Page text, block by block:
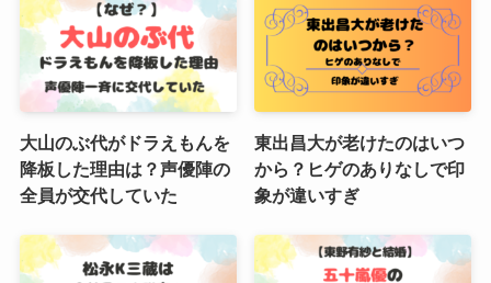
大山のぶ代がドラえもんを
降板した理由は？声優陣の
全員が交代していた
東出昌大が老けたのはいつ
から？ヒゲのありなしで印
象が違いすぎ